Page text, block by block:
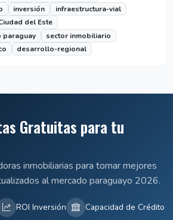
inversión
infraestructura-vial
del Este
paraguay
sector inmobiliario
desarrollo-regional
Gratuitas para tu
inmobiliarias para tomar mejores
al mercado paraguayo 2026.
ROI Inversión
Capacidad de Crédito